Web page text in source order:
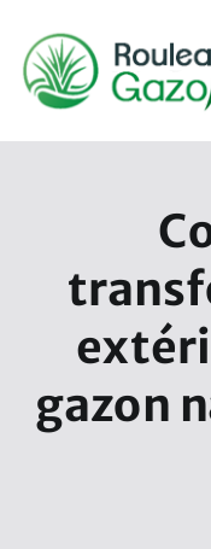
contenu
gazon